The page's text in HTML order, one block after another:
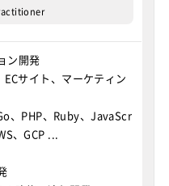
ン開発
ECサイト、マーケティン
、PHP、Ruby、JavaScr
、GCP ...